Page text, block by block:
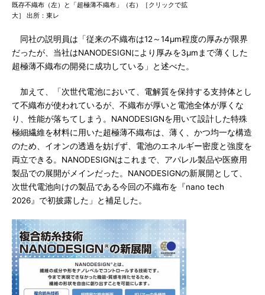
既存不織布（左）と「超極薄不織布」（右）［クリックで拡
大］ 出所：東レ
同社の説明員は「従来の不織布は12～14μm程度の厚みが限界
だったが、当社はNANODESIGNにより厚みを3μmまで薄くした
超極薄不織布の開発に成功している」と述べた。
加えて、「次世代電池において、電解質を保持する支持体とし
て不織布が使われているが、不織布が厚いと電池全体が厚くな
り、性能が落ちてしまう。NANODESIGNを用いて設計した特殊
極細繊維を材料に用いた超極薄不織布は、薄く、かつ均一な構造
のため、イオンの透過を妨げず、電池のエネルギー密度と強度を
両立できる。NANODESIGNはこれまで、アパレル製品や医療用
製品での展開がメインだった。NANODESIGNの新展開として、
次世代電池向けの製品である今回の不織布を『nano tech
2026』で初披露した」と補足した。